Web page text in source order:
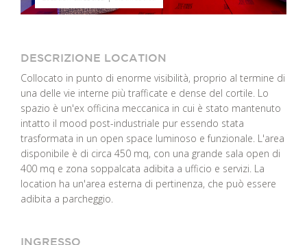
DESCRIZIONE LOCATION
Collocato in punto di enorme visibilità, proprio al termine di
una delle vie interne più trafficate e dense del cortile. Lo
spazio è un'ex officina meccanica in cui è stato mantenuto
intatto il mood post-industriale pur essendo stata
trasformata in un open space luminoso e funzionale. L'area
disponibile è di circa 450 mq, con una grande sala open di
400 mq e zona soppalcata adibita a ufficio e servizi. La
location ha un'area esterna di pertinenza, che può essere
adibita a parcheggio.
INGRESSO